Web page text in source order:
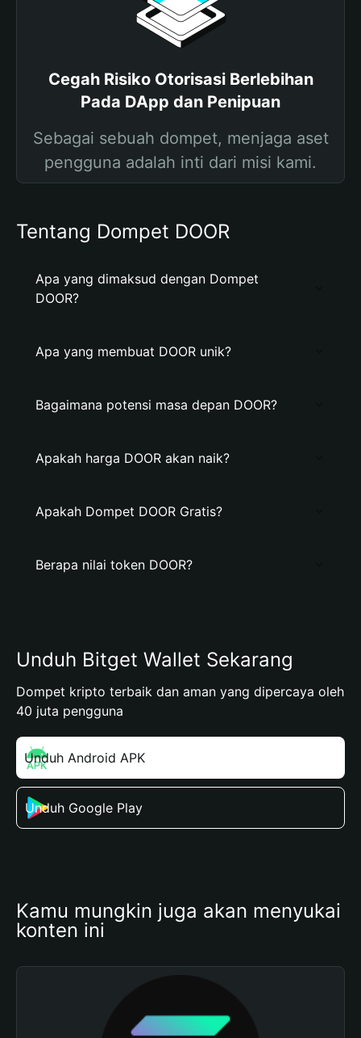
Cegah Risiko Otorisasi Berlebihan
Pada DApp dan Penipuan
Sebagai sebuah dompet, menjaga aset
pengguna adalah inti dari misi kami.
Tentang Dompet DOOR
Apa yang dimaksud dengan Dompet
DOOR?
Apa yang membuat DOOR unik?
Bagaimana potensi masa depan DOOR?
Apakah harga DOOR akan naik?
Apakah Dompet DOOR Gratis?
Berapa nilai token DOOR?
Unduh Bitget Wallet Sekarang
Dompet kripto terbaik dan aman yang dipercaya oleh
40 juta pengguna
Unduh Android APK
Unduh Google Play
Kamu mungkin juga akan menyukai
konten ini